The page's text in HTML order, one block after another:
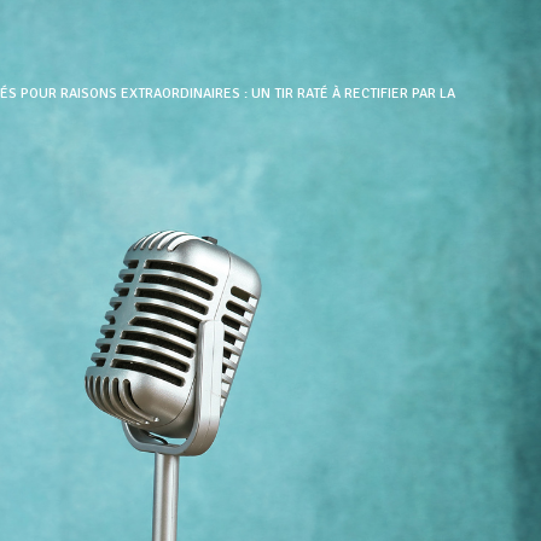
POUR RAISONS EXTRAORDINAIRES : UN TIR RATÉ À RECTIFIER PAR LA